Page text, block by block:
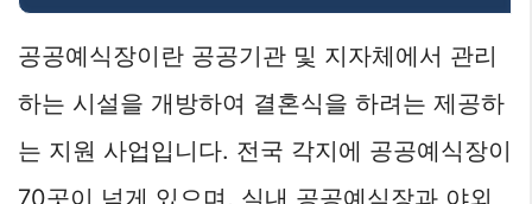
공공예식장이란 공공기관 및 지자체에서 관리
하는 시설을 개방하여 결혼식을 하려는 제공하
는 지원 사업입니다. 전국 각지에 공공예식장이